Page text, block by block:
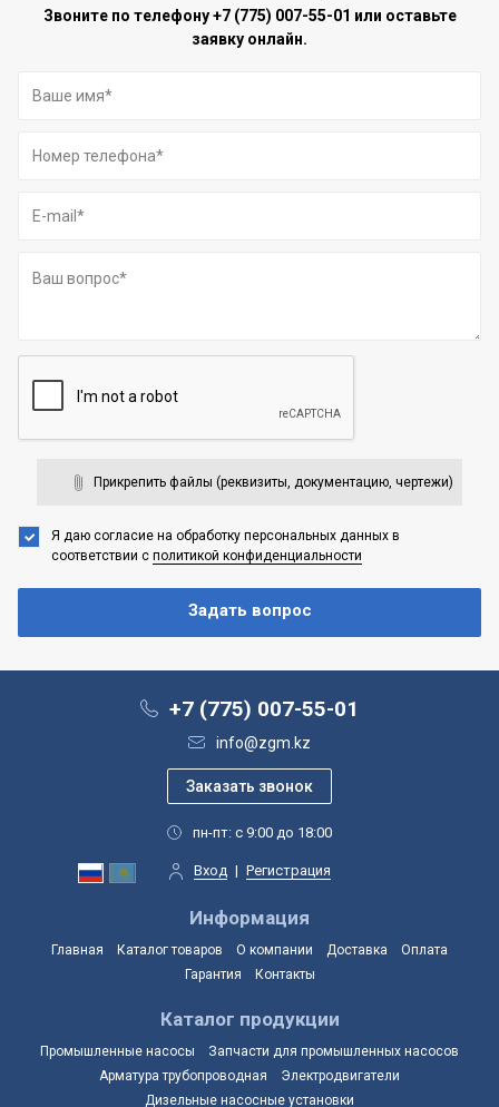
Звоните по телефону+7 (775) 007-55-01 или оставьте
заявку онлайн.
Прикрепить файлы (реквизиты, документацию, чертежи)
Я даю согласие на обработку персональных данных в
соответствии с политикой конфиденциальности
+7 (775) 007-55-01
info@zgm.kz
пн-пт: с 9:00 до 18:00
Вход | Регистрация
Информация
Главная Каталог товаров О компании Доставка
Оплата
Гарантия
Контакты
Каталог продукции
Промышленные насосы
Запчасти для промышленных насосов
Арматура трубопроводная
Электродвигатели
Дизельные насосные установки